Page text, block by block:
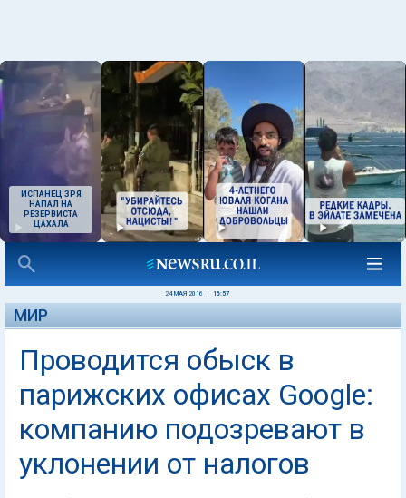
ИСПАНЕЦ ЗРЯ
НАПАЛ НА
РЕЗЕРВИСТА
ЦАХАЛА
24 МАЯ 2016 16:57
МИР
Проводится обыск в
парижских офисах Google:
компанию подозревают в
уклонении от налогов